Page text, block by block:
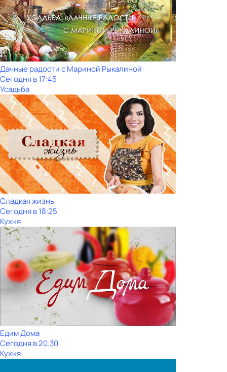
Дачные радости с Мариной Рыкалиной
Сегодня в 17:45
Усадьба
Сладкая жизнь
Сегодня в 18:25
Кухня
Едим Дома
Сегодня в 20:30
Кухня